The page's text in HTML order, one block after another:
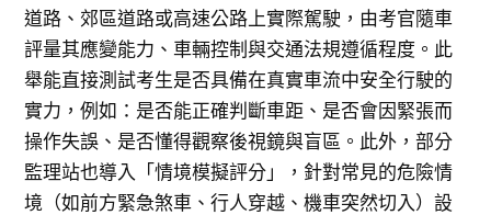
道路、郊區道路或高速公路上實際駕駛，由考官隨車
評量其應變能力、車輛控制與交通法規遵循程度。此
舉能直接測試考生是否具備在真實車流中安全行駛的
實力，例如：是否能正確判斷車距、是否會因緊張而
操作失誤、是否懂得觀察後視鏡與盲區。此外，部分
監理站也導入「情境模擬評分」，針對常見的危險情
境（如前方緊急煞車、行人穿越、機車突然切入）設